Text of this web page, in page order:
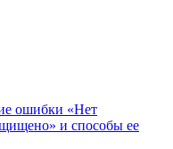
ошибки «Нет
и способы ее